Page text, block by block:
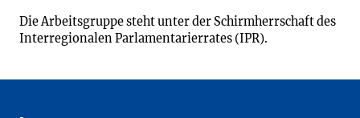
Die Arbeitsgruppe steht unter der Schirmherrschaft des
Interregionalen Parlamentarierrates (IPR).